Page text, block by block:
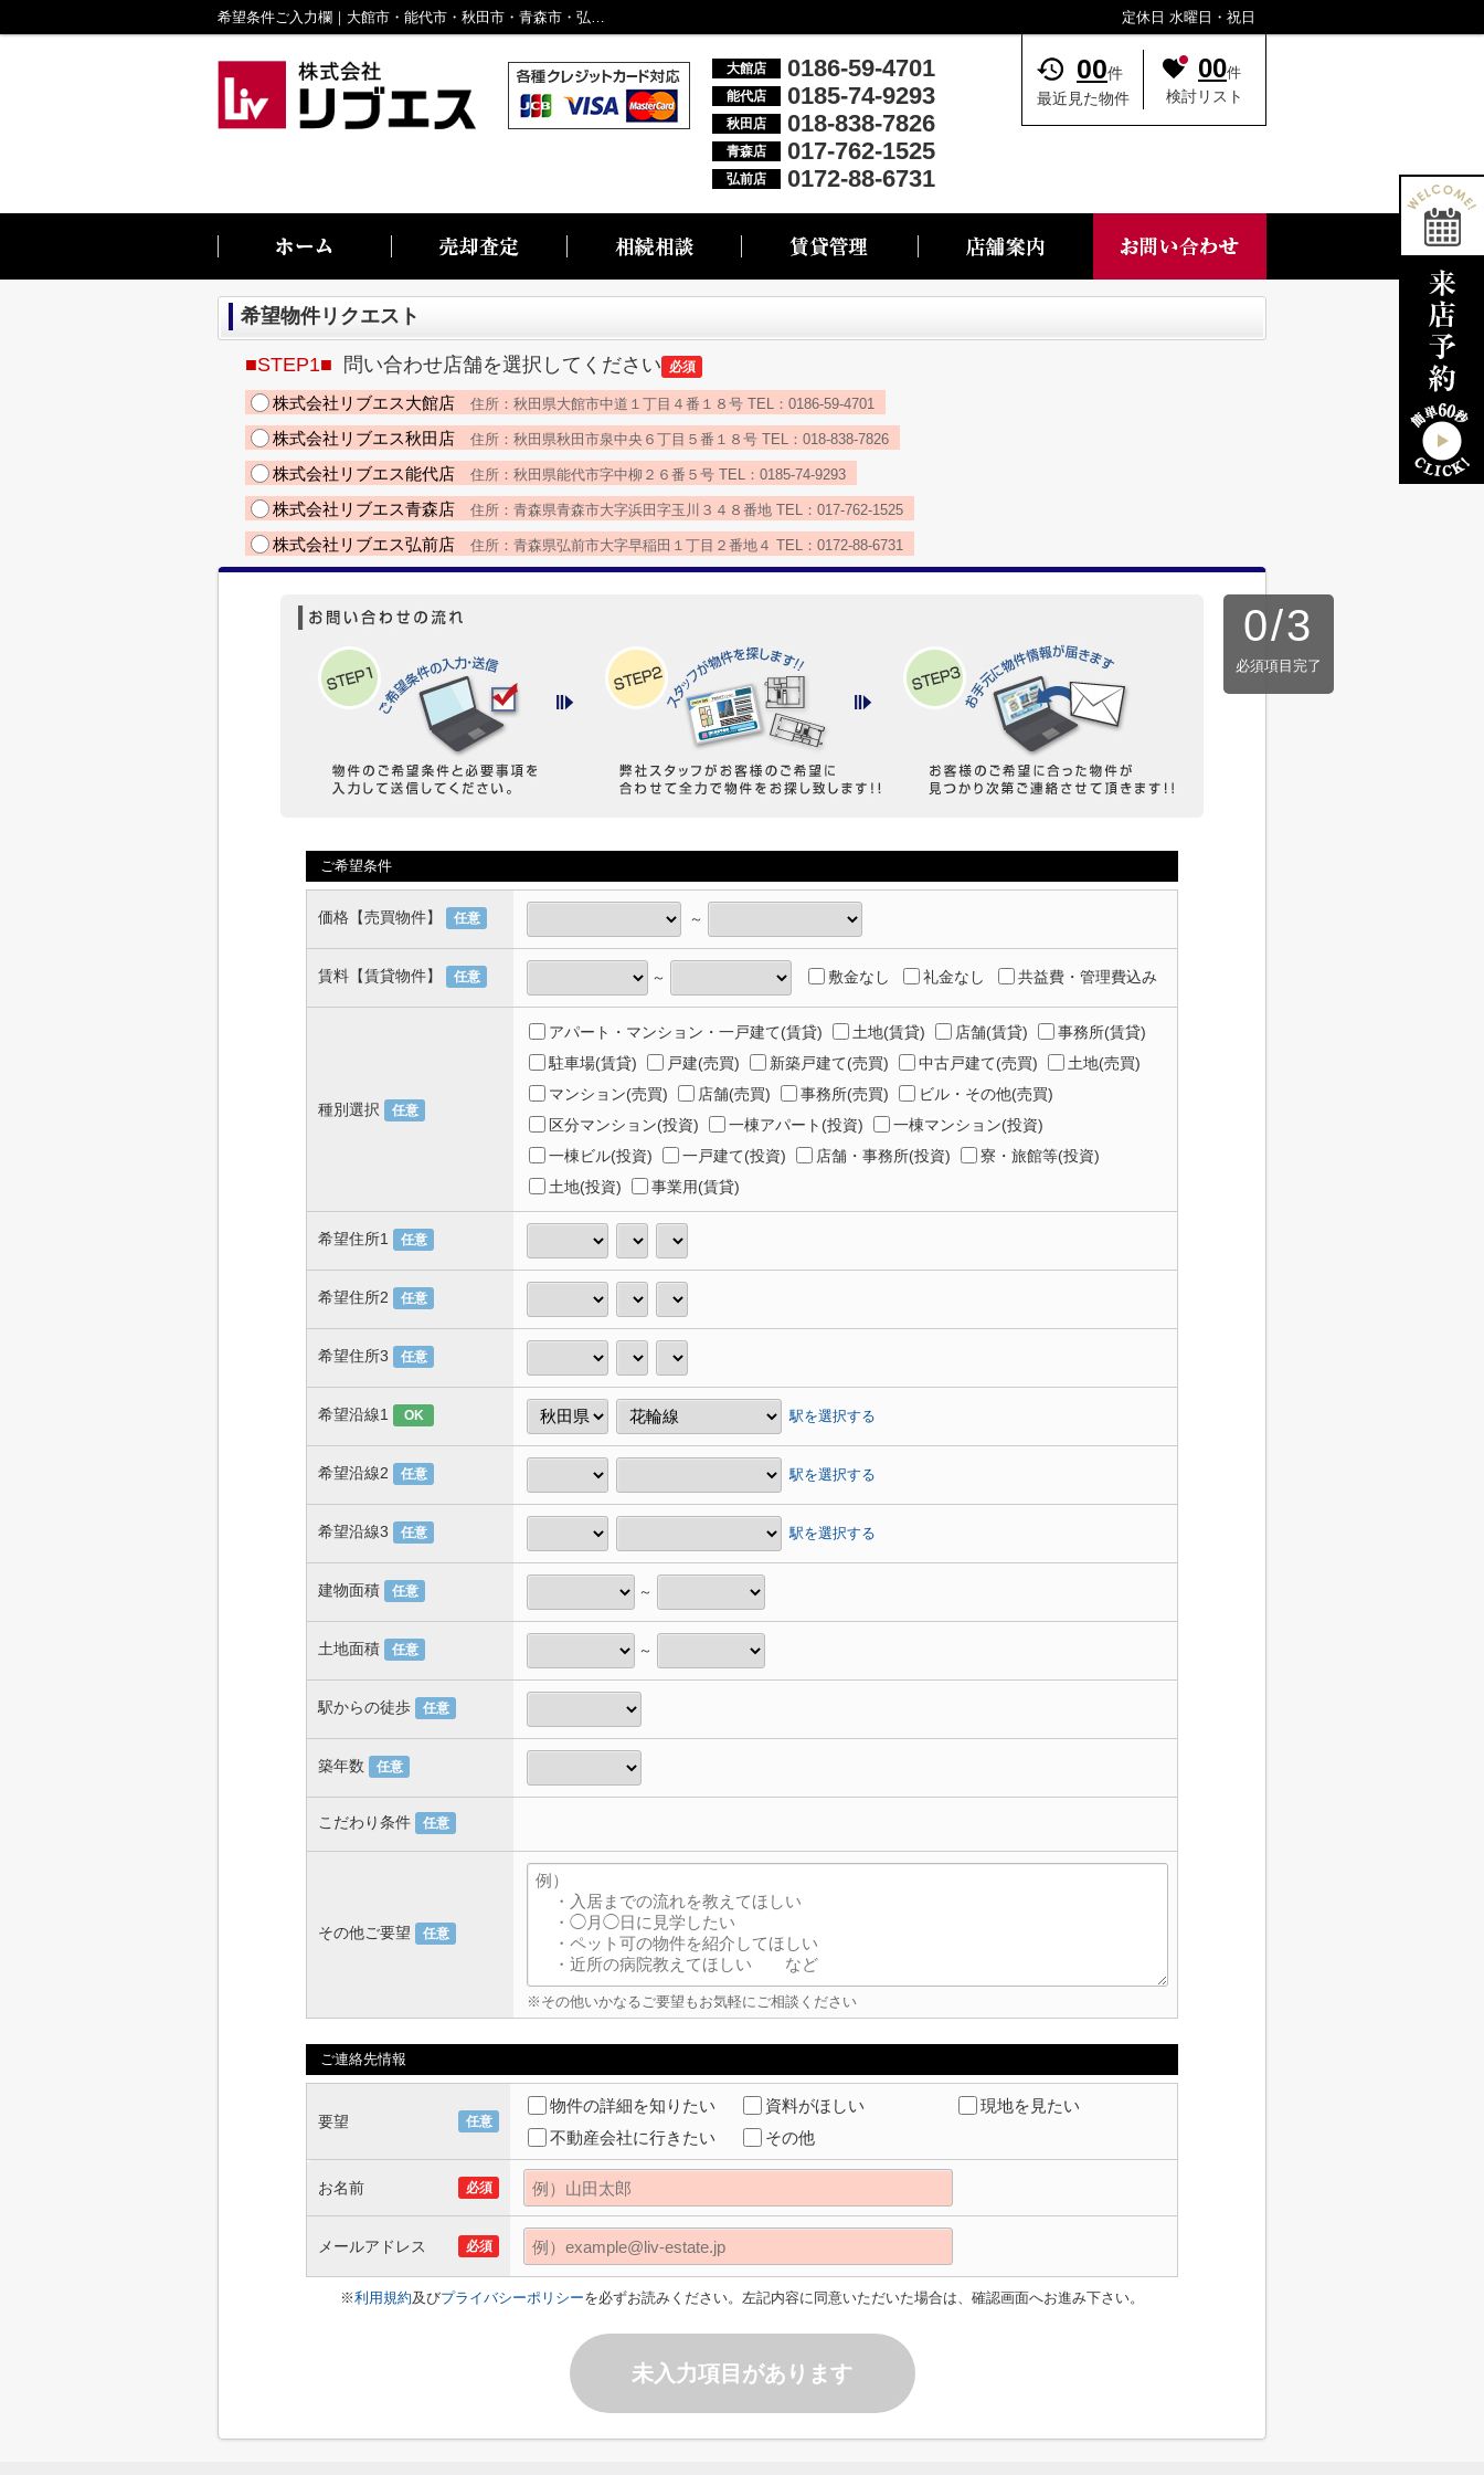
希望条件ご入力欄｜大館市・能代市・秋田市・青森市・弘前市の不動産情報なら株式会社リブエス 定休日 水曜日・祝日
大館店 0186-59-4701
能代店 0185-74-9293
秋田店 018-838-7826
青森店 017-762-1525
弘前店 0172-88-6731
00件
最近見た物件
00件
検討リスト
希望物件リクエスト
■STEP1■ 問い合わせ店舗を選択してください 必須
株式会社リブエス大館店 住所：秋田県大館市中道１丁目４番１８号 TEL：0186-59-4701
株式会社リブエス秋田店 住所：秋田県秋田市泉中央６丁目５番１８号 TEL：018-838-7826
株式会社リブエス能代店 住所：秋田県能代市字中柳２６番５号 TEL：0185-74-9293
株式会社リブエス青森店 住所：青森県青森市大字浜田字玉川３４８番地 TEL：017-762-1525
株式会社リブエス弘前店 住所：青森県弘前市大字早稲田１丁目２番地４ TEL：0172-88-6731
0/3
必須項目完了
ご希望条件
価格【売買物件】 任意 ～
賃料【賃貸物件】 任意 ～ 敷金なし 礼金なし 共益費・管理費込み
種別選択 任意
アパート・マンション・一戸建て(賃貸) 土地(賃貸) 店舗(賃貸)
事務所(賃貸)
駐車場(賃貸)
戸建(売買) 新築戸建て(売買) 中古戸建て(売買)
土地(売買)
マンション(売買)
店舗(売買) 事務所(売買)
ビル・その他(売買)
区分マンション(投資)
一棟アパート(投資)
一棟マンション(投資)
一棟ビル(投資)
一戸建て(投資) 店舗・事務所(投資)
寮・旅館等(投資)
土地(投資)
事業用(賃貸)
希望住所1 任意
希望住所2 任意
希望住所3 任意
希望沿線1 OK 駅を選択する
希望沿線2 任意 駅を選択する
希望沿線3 任意 駅を選択する
建物面積 任意 ～
土地面積 任意 ～
駅からの徒歩 任意
築年数 任意
こだわり条件 任意
その他ご要望 任意
※その他いかなるご要望もお気軽にご相談ください
ご連絡先情報
要望 任意
物件の詳細を知りたい 資料がほしい
現地を見たい
不動産会社に行きたい
その他
お名前 必須
メールアドレス 必須
※利用規約及びプライバシーポリシーを必ずお読みください。左記内容に同意いただいた場合は、確認画面へお進み下さい。
未入力項目があります